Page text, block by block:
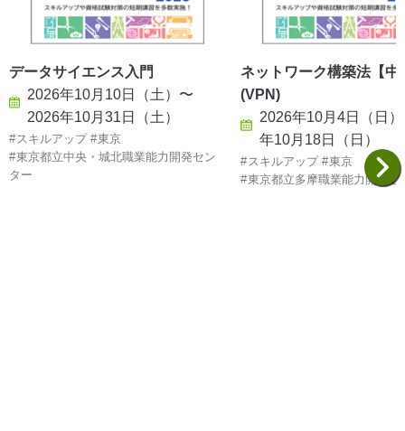
データサイエンス入門
2026年10月10日（土）〜
2026年10月31日（土）
スキルアップ
東京
東京都立中央・城北職業能力開発セン
ター
ネットワーク構築法【中
(VPN)
2026年10月4日（日
年10月18日（日）
スキルアップ
東京
東京都立多摩職業能力開発セ